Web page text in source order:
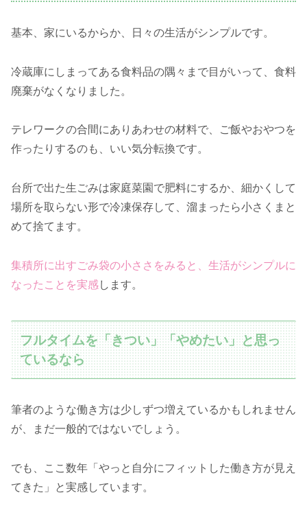
基本、家にいるからか、日々の生活がシンプルです。
冷蔵庫にしまってある食料品の隅々まで目がいって、食料
廃棄がなくなりました。
テレワークの合間にありあわせの材料で、ご飯やおやつを
作ったりするのも、いい気分転換です。
台所で出た生ごみは家庭菜園で肥料にするか、細かくして
場所を取らない形で冷凍保存して、溜まったら小さくまと
めて捨てます。
集積所に出すごみ袋の小ささをみると、生活がシンプルに
なったことを実感します。
フルタイムを「きつい」「やめたい」と思っ
ているなら
筆者のような働き方は少しずつ増えているかもしれません
が、まだ一般的ではないでしょう。
でも、ここ数年「やっと自分にフィットした働き方が見え
てきた」と実感しています。